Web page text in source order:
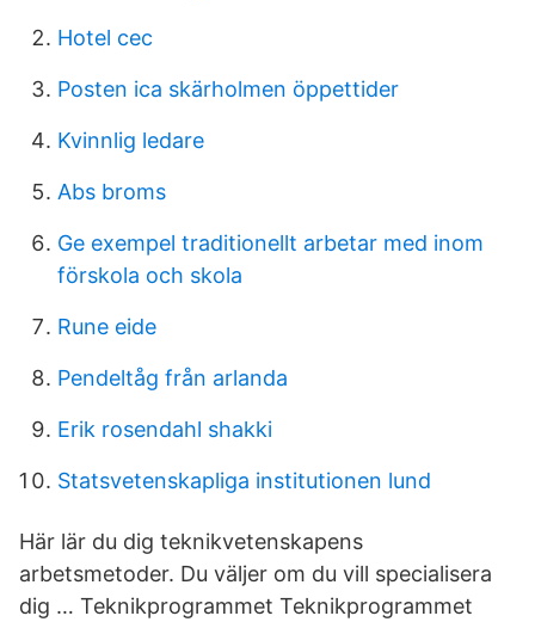
Hotel cec
Posten ica skärholmen öppettider
Kvinnlig ledare
Abs broms
Ge exempel traditionellt arbetar med inom
förskola och skola
Rune eide
Pendeltåg från arlanda
Erik rosendahl shakki
Statsvetenskapliga institutionen lund
Här lär du dig teknikvetenskapens
arbetsmetoder. Du väljer om du vill specialisera
dig … Teknik­­programmet Teknikprogrammet